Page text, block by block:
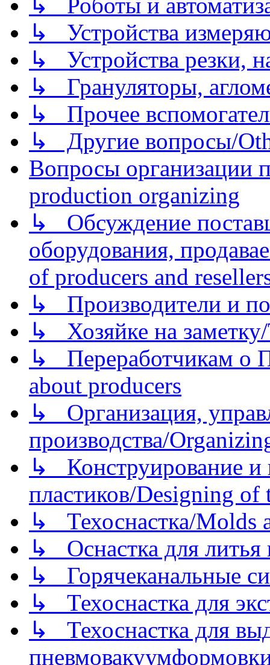
↳ Роботы и
↳ Устройства
↳ Устройства резки,
↳ Грануляторы,
↳ Прочее
↳ Другие вопросы/
Вопросы организации
production organizing
↳ Обсуждение
оборудования,
of producers and
↳ Производители и
↳ Хозяйке на
↳ Переработчикам о
about producers
↳ Организация,
производства/
↳ Конструирование и
пластиков/Designing of
↳ Техоснастка/Molds
↳ Оснастка для литья
↳ Горячеканальные
↳ Техоснастка для
↳ Техоснастка для